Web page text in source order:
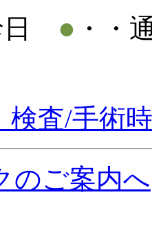
日 ● ・・
検査/手術
のご案内へ